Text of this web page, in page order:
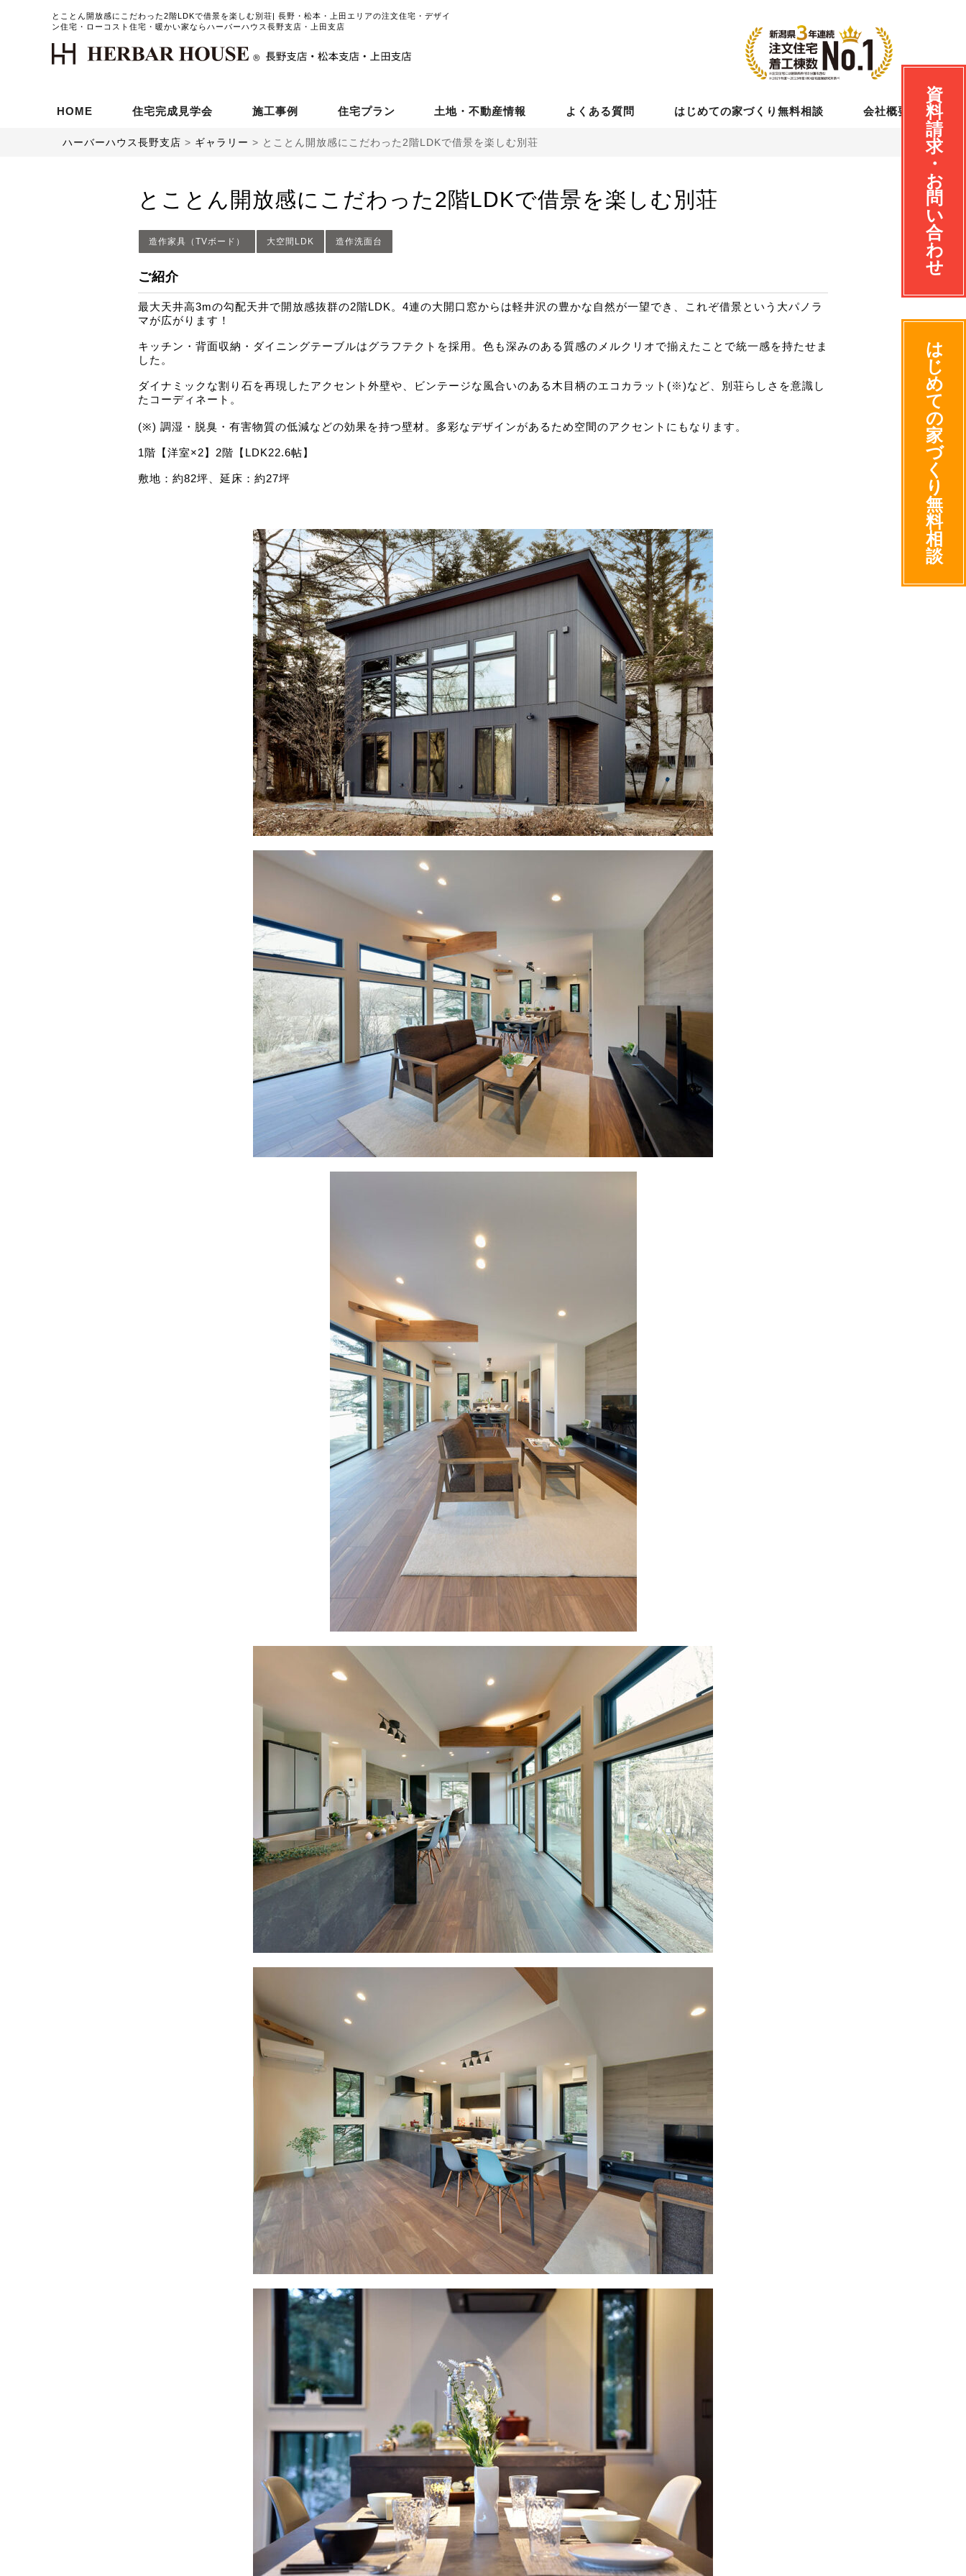
とことん開放感にこだわった2階LDKで借景を楽しむ別荘| 長野・松本・上田エリアの注文住宅・デザイ
ン住宅・ローコスト住宅・暖かい家ならハーバーハウス長野支店・上田支店
HOME 住宅完成見学会 施工事例 住宅プラン 土地・不動産情報 よくある質問 はじめての家づくり無料相談 会社概要
ハーバーハウス長野支店 > ギャラリー > とことん開放感にこだわった2階LDKで借景を楽しむ別荘
とことん開放感にこだわった2階LDKで借景を楽しむ別荘
造作家具（TVボード） 大空間LDK 造作洗面台
ご紹介
最大天井高3mの勾配天井で開放感抜群の2階LDK。4連の大開口窓からは軽井沢の豊かな自然が一望でき、これぞ借景という大パノラ
マが広がります！
キッチン・背面収納・ダイニングテーブルはグラフテクトを採用。色も深みのある質感のメルクリオで揃えたことで統一感を持たせま
した。
ダイナミックな割り石を再現したアクセント外壁や、ビンテージな風合いのある木目柄のエコカラット(※)など、別荘らしさを意識し
たコーディネート。
(※) 調湿・脱臭・有害物質の低減などの効果を持つ壁材。多彩なデザインがあるため空間のアクセントにもなります。
1階【洋室×2】2階【LDK22.6帖】
敷地：約82坪、延床：約27坪
資
料
請
求
・
お
問
い
合
わ
せ
は
じ
め
て
の
家
づ
く
り
無
料
相
談